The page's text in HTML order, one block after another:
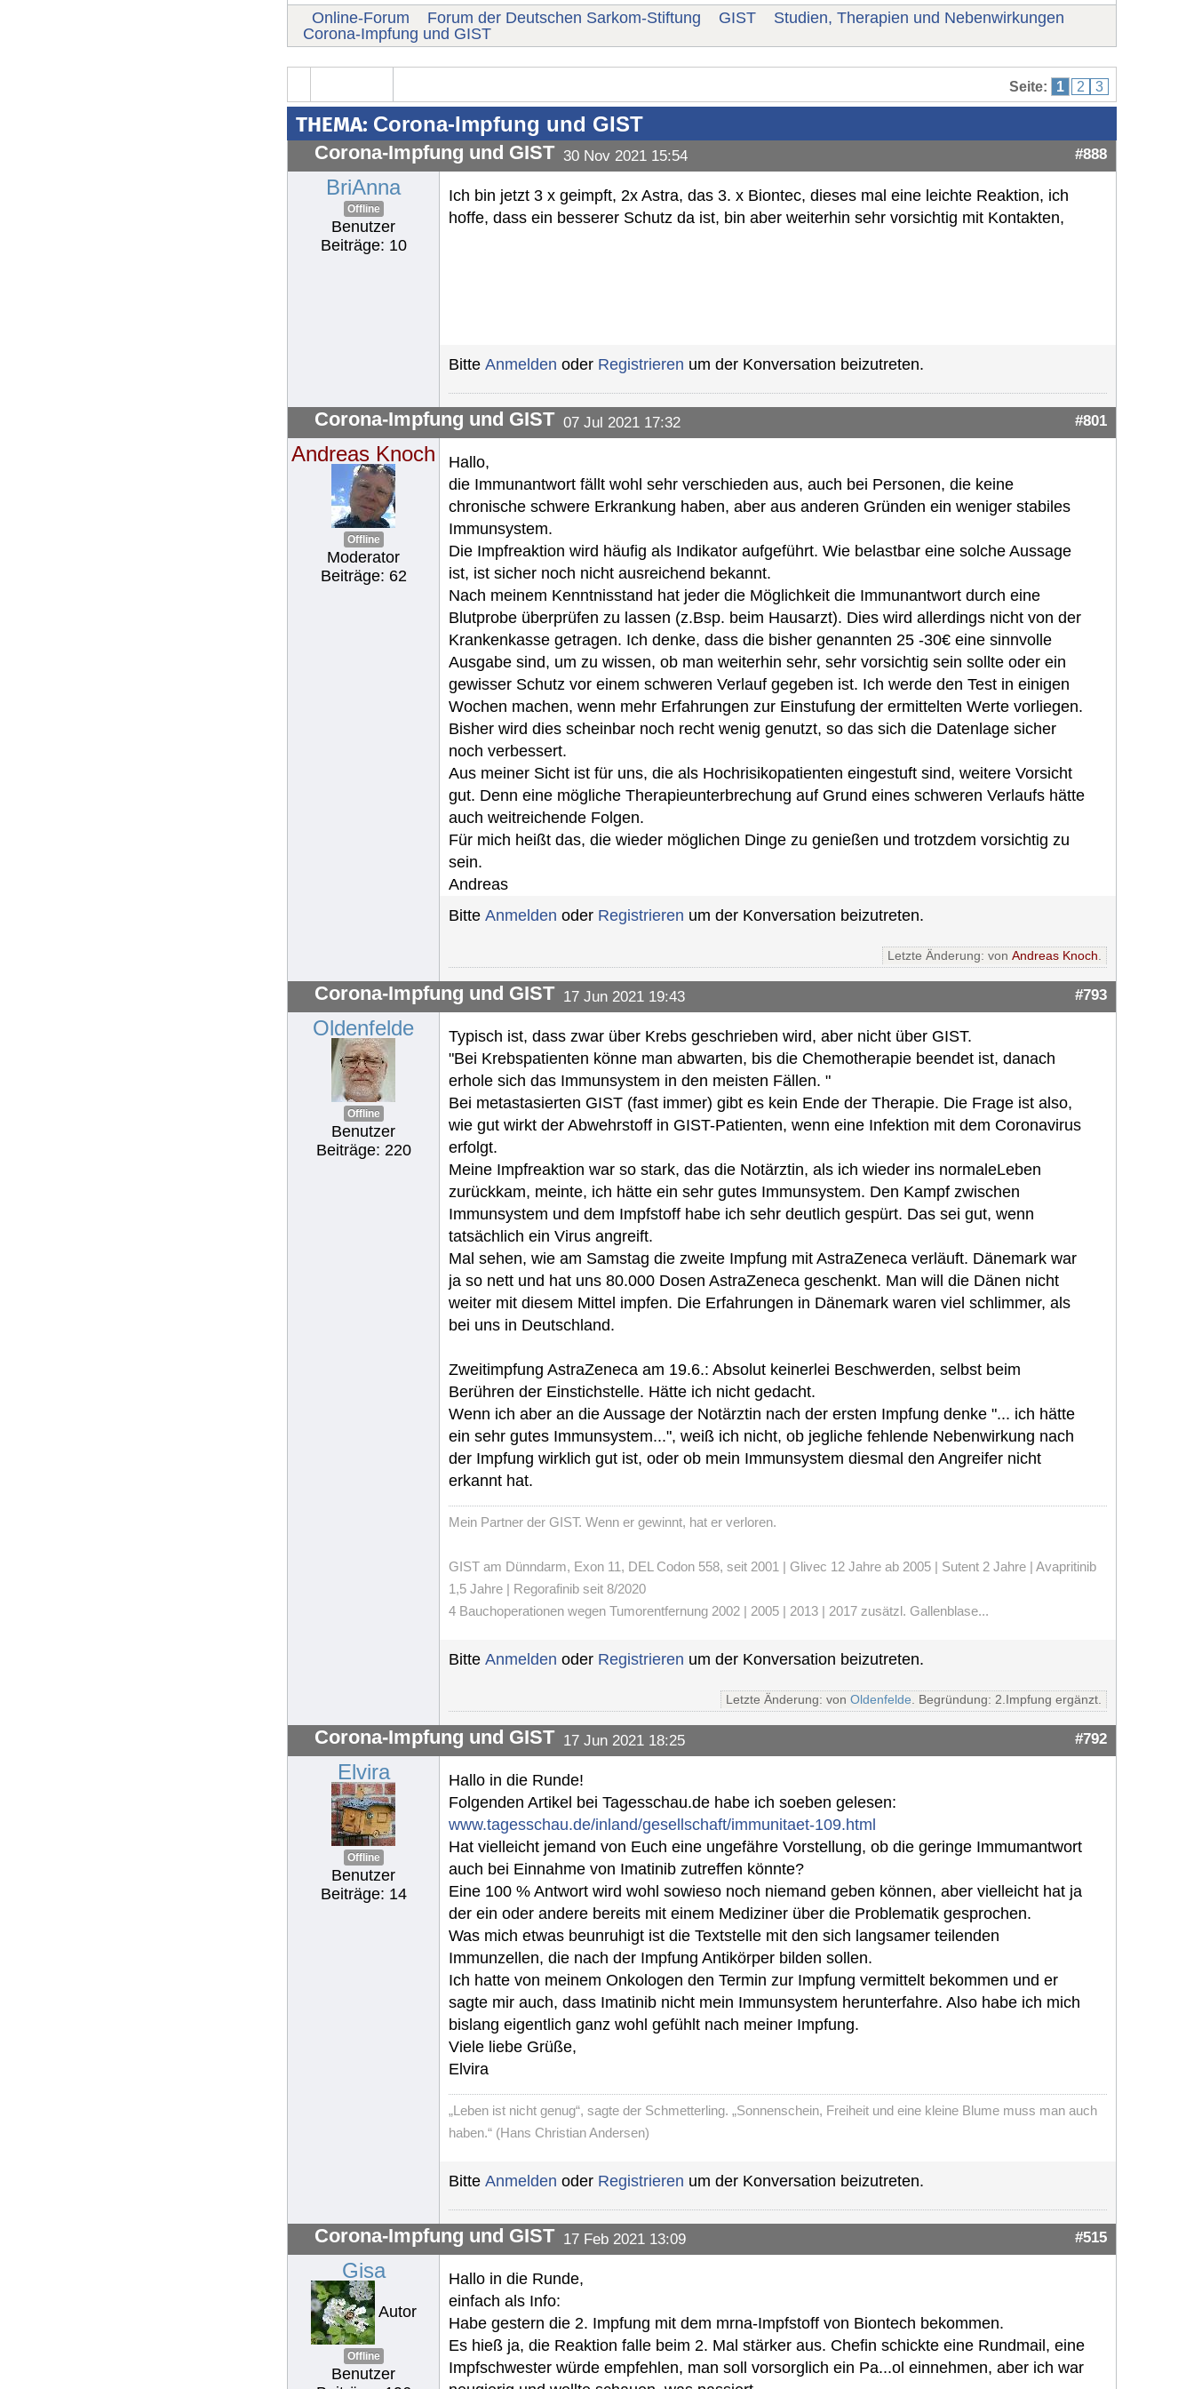
Online-Forum Forum der Deutschen Sarkom-Stiftung GIST
Studien, Therapien und Nebenwirkungen
Corona-Impfung und GIST
Seite: 1 2 3
THEMA: Corona-Impfung und GIST
Corona-Impfung und GIST 30 Nov 2021 15:54 #888
BriAnna
Offline
Benutzer
Beiträge: 10
Ich bin jetzt 3 x geimpft, 2x Astra, das 3. x Biontec, dieses mal eine leichte Reaktion, ich
hoffe, dass ein besserer Schutz da ist, bin aber weiterhin sehr vorsichtig mit Kontakten,
Bitte Anmelden oder Registrieren um der Konversation beizutreten.
Corona-Impfung und GIST 07 Jul 2021 17:32 #801
Andreas Knoch
Offline
Moderator
Beiträge: 62
Hallo,
die Immunantwort fällt wohl sehr verschieden aus, auch bei Personen, die keine
chronische schwere Erkrankung haben, aber aus anderen Gründen ein weniger stabiles
Immunsystem.
Die Impfreaktion wird häufig als Indikator aufgeführt. Wie belastbar eine solche Aussage
ist, ist sicher noch nicht ausreichend bekannt.
Nach meinem Kenntnisstand hat jeder die Möglichkeit die Immunantwort durch eine
Blutprobe überprüfen zu lassen (z.Bsp. beim Hausarzt). Dies wird allerdings nicht von der
Krankenkasse getragen. Ich denke, dass die bisher genannten 25 -30€ eine sinnvolle
Ausgabe sind, um zu wissen, ob man weiterhin sehr, sehr vorsichtig sein sollte oder ein
gewisser Schutz vor einem schweren Verlauf gegeben ist. Ich werde den Test in einigen
Wochen machen, wenn mehr Erfahrungen zur Einstufung der ermittelten Werte vorliegen.
Bisher wird dies scheinbar noch recht wenig genutzt, so das sich die Datenlage sicher
noch verbessert.
Aus meiner Sicht ist für uns, die als Hochrisikopatienten eingestuft sind, weitere Vorsicht
gut. Denn eine mögliche Therapieunterbrechung auf Grund eines schweren Verlaufs hätte
auch weitreichende Folgen.
Für mich heißt das, die wieder möglichen Dinge zu genießen und trotzdem vorsichtig zu
sein.
Andreas
Bitte Anmelden oder Registrieren um der Konversation beizutreten.
Letzte Änderung: von Andreas Knoch.
Corona-Impfung und GIST 17 Jun 2021 19:43 #793
Oldenfelde
Offline
Benutzer
Beiträge: 220
Typisch ist, dass zwar über Krebs geschrieben wird, aber nicht über GIST.
"Bei Krebspatienten könne man abwarten, bis die Chemotherapie beendet ist, danach
erhole sich das Immunsystem in den meisten Fällen. "
Bei metastasierten GIST (fast immer) gibt es kein Ende der Therapie. Die Frage ist also,
wie gut wirkt der Abwehrstoff in GIST-Patienten, wenn eine Infektion mit dem Coronavirus
erfolgt.
Meine Impfreaktion war so stark, das die Notärztin, als ich wieder ins normaleLeben
zurückkam, meinte, ich hätte ein sehr gutes Immunsystem. Den Kampf zwischen
Immunsystem und dem Impfstoff habe ich sehr deutlich gespürt. Das sei gut, wenn
tatsächlich ein Virus angreift.
Mal sehen, wie am Samstag die zweite Impfung mit AstraZeneca verläuft. Dänemark war
ja so nett und hat uns 80.000 Dosen AstraZeneca geschenkt. Man will die Dänen nicht
weiter mit diesem Mittel impfen. Die Erfahrungen in Dänemark waren viel schlimmer, als
bei uns in Deutschland.
Zweitimpfung AstraZeneca am 19.6.: Absolut keinerlei Beschwerden, selbst beim
Berühren der Einstichstelle. Hätte ich nicht gedacht.
Wenn ich aber an die Aussage der Notärztin nach der ersten Impfung denke "... ich hätte
ein sehr gutes Immunsystem...", weiß ich nicht, ob jegliche fehlende Nebenwirkung nach
der Impfung wirklich gut ist, oder ob mein Immunsystem diesmal den Angreifer nicht
erkannt hat.
Mein Partner der GIST. Wenn er gewinnt, hat er verloren.
GIST am Dünndarm, Exon 11, DEL Codon 558, seit 2001 | Glivec 12 Jahre ab 2005 | Sutent 2 Jahre | Avapritinib
1,5 Jahre | Regorafinib seit 8/2020
4 Bauchoperationen wegen Tumorentfernung 2002 | 2005 | 2013 | 2017 zusätzl. Gallenblase...
Bitte Anmelden oder Registrieren um der Konversation beizutreten.
Letzte Änderung: von Oldenfelde. Begründung: 2.Impfung ergänzt.
Corona-Impfung und GIST 17 Jun 2021 18:25 #792
Elvira
Offline
Benutzer
Beiträge: 14
Hallo in die Runde!
Folgenden Artikel bei Tagesschau.de habe ich soeben gelesen:
www.tagesschau.de/inland/gesellschaft/immunitaet-109.html
Hat vielleicht jemand von Euch eine ungefähre Vorstellung, ob die geringe Immumantwort
auch bei Einnahme von Imatinib zutreffen könnte?
Eine 100 % Antwort wird wohl sowieso noch niemand geben können, aber vielleicht hat ja
der ein oder andere bereits mit einem Mediziner über die Problematik gesprochen.
Was mich etwas beunruhigt ist die Textstelle mit den sich langsamer teilenden
Immunzellen, die nach der Impfung Antikörper bilden sollen.
Ich hatte von meinem Onkologen den Termin zur Impfung vermittelt bekommen und er
sagte mir auch, dass Imatinib nicht mein Immunsystem herunterfahre. Also habe ich mich
bislang eigentlich ganz wohl gefühlt nach meiner Impfung.
Viele liebe Grüße,
Elvira
„Leben ist nicht genug“, sagte der Schmetterling. „Sonnenschein, Freiheit und eine kleine Blume muss man auch
haben.“ (Hans Christian Andersen)
Bitte Anmelden oder Registrieren um der Konversation beizutreten.
Corona-Impfung und GIST 17 Feb 2021 13:09 #515
Gisa
Autor
Offline
Benutzer
Hallo in die Runde,
einfach als Info:
Habe gestern die 2. Impfung mit dem mrna-Impfstoff von Biontech bekommen.
Es hieß ja, die Reaktion falle beim 2. Mal stärker aus. Chefin schickte eine Rundmail, eine
Impfschwester würde empfehlen, man soll vorsorglich ein Pa...ol einnehmen, aber ich war